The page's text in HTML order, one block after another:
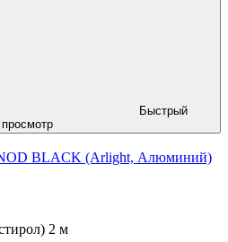
Быстрый
просмотр
BLACK (Arlight, Алюминий)
2 м